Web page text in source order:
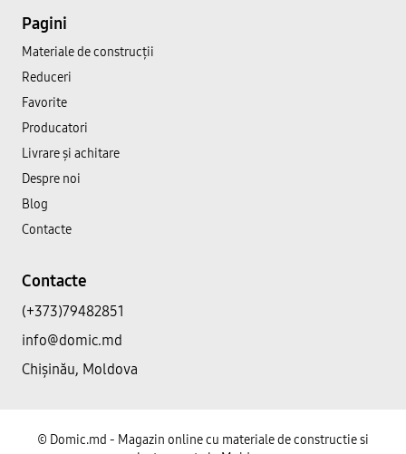
Pagini
Materiale de construcții
Reduceri
Favorite
Producatori
Livrare și achitare
Despre noi
Blog
Contacte
Contacte
(+373)79482851
info@domic.md
Chișinău, Moldova
© Domic.md - Magazin online cu materiale de constructie si